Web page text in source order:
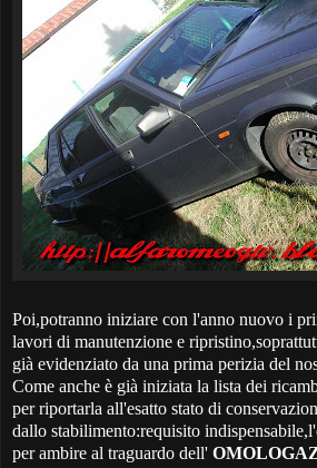
Poi,potranno iniziare con l'anno nuovo i
lavori di manutenzione e
già evidenziato da una prima perizia del
Come anche è già iniziata la lista dei
per riportarla all'esatto stato di
dallo stabilimento:requisito
per ambire al traguardo dell'